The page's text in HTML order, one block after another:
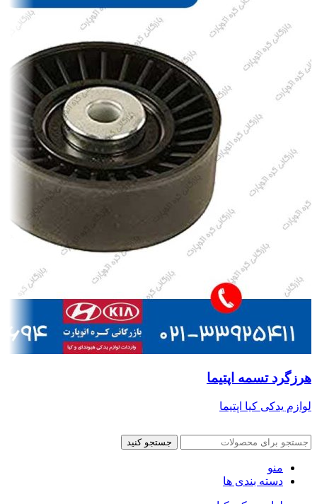
هرزگرد تسمه اپتیما
لوازم یدکی کیا اپتیما
جستجو کنید
منو
دسته بندی ها